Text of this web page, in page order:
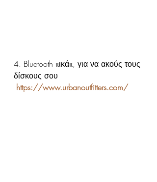
4. Bluetooth πικάπ, για να ακούς τους
δίσκους σου
https://www.urbanoutfitters.com/